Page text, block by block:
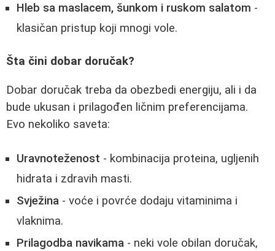
Hleb sa maslacem, šunkom i ruskom salatom -
klasičan pristup koji mnogi vole.
Šta čini dobar doručak?
Dobar doručak treba da obezbedi energiju, ali i da
bude ukusan i prilagođen ličnim preferencijama.
Evo nekoliko saveta:
Uravnoteženost - kombinacija proteina, ugljenih
hidrata i zdravih masti.
Svježina - voće i povrće dodaju vitaminima i
vlaknima.
Prilagodba navikama - neki vole obilan doručak,